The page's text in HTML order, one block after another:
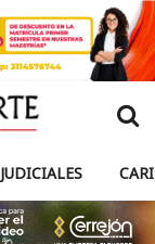
JUDICIALES